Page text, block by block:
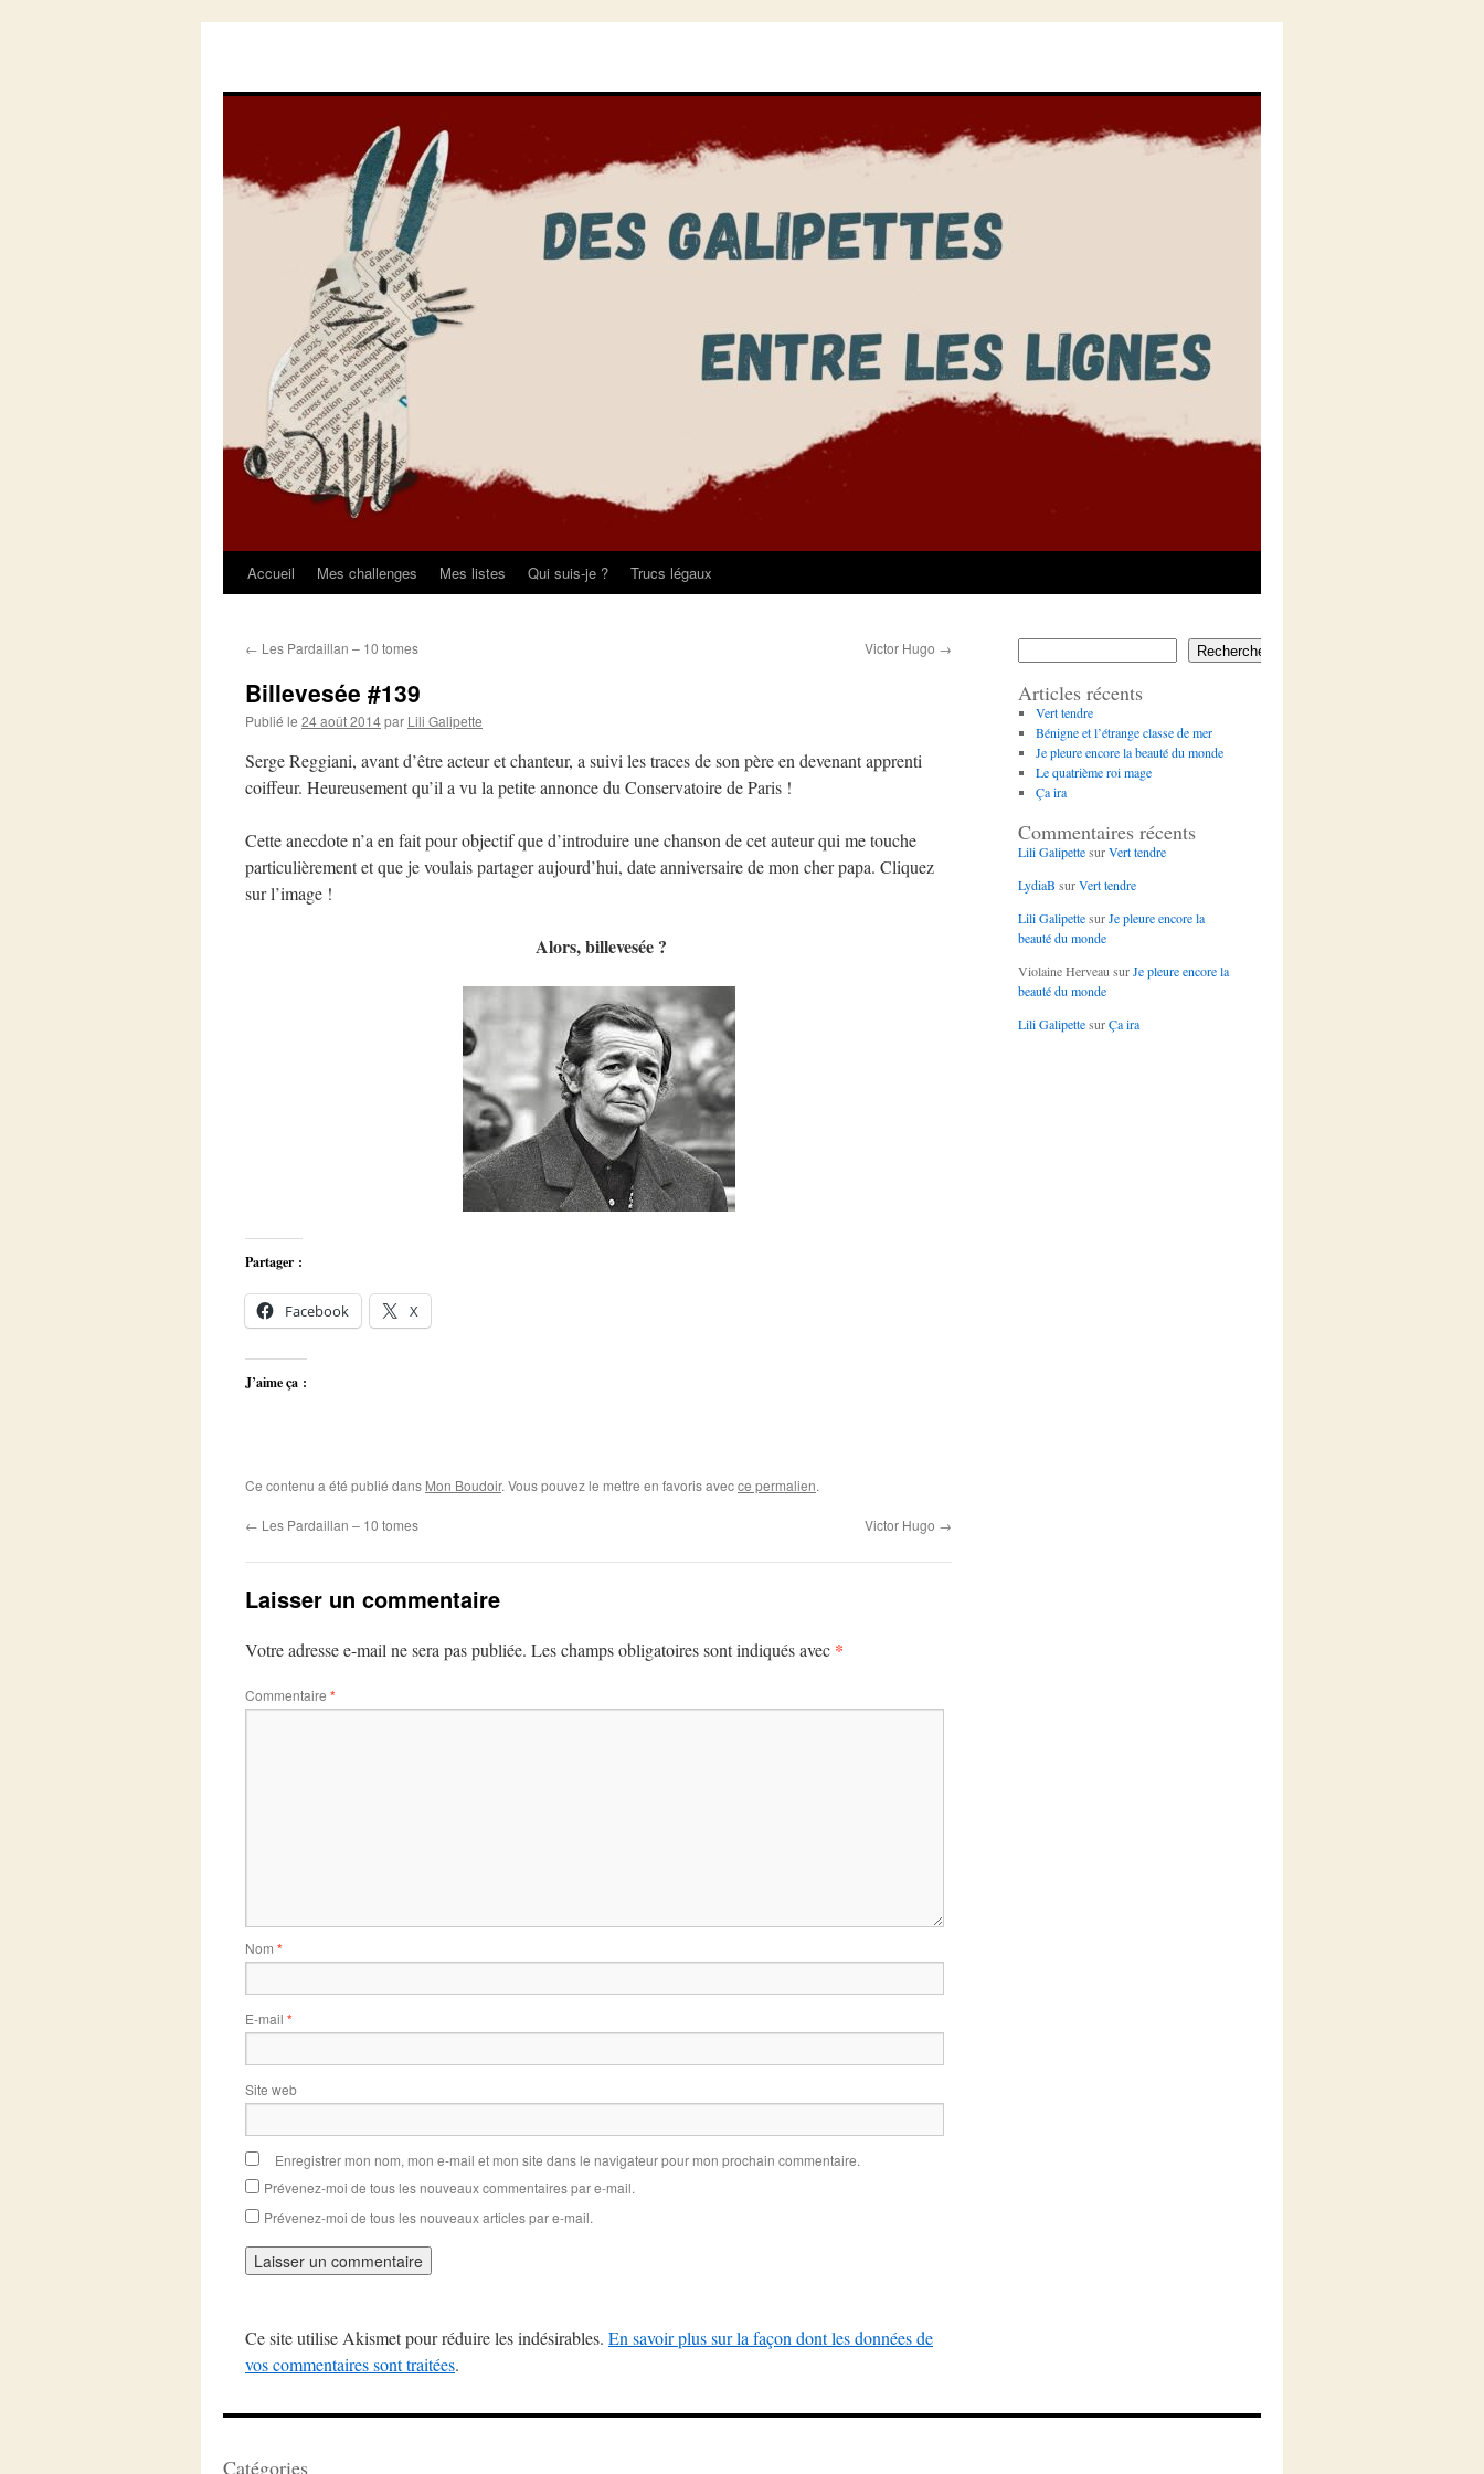
Aller
contenu
Accueil Mes challenges Mes listes Qui suis-je ? Trucs légaux
← Les Pardaillan – 10 tomes Victor Hugo →
Billevesée #139
Publié le 24 août 2014par Lili Galipette
Serge Reggiani, avant d’être acteur et chanteur, a suivi les traces de son père en devenant apprenti
coiffeur. Heureusement qu’il a vu la petite annonce du Conservatoire de Paris !
Cette anecdote n’a en fait pour objectif que d’introduire une chanson de cet auteur qui me touche
particulièrement et que je voulais partager aujourd’hui, date anniversaire de mon cher papa. Cliquez
sur l’image !
Alors, billevesée ?
Partager :
Facebook X
J’aime ça :
Ce contenu a été publié dans Mon Boudoir. Vous pouvez le mettre en favoris avecce permalien.
← Les Pardaillan – 10 tomes Victor Hugo →
Laisser un commentaire
Votre adresse e-mail ne sera pas publiée. Les champs obligatoires sont indiqués avec *
Commentaire *
Nom *
E-mail *
Site web
Enregistrer mon nom, mon e-mail et mon site dans le navigateur pour mon prochain commentaire.
Prévenez-moi de tous les nouveaux commentaires par e-mail.
Prévenez-moi de tous les nouveaux articles par e-mail.
Ce site utilise Akismet pour réduire les indésirables. En savoir plus sur la façon dont les données de
vos commentaires sont traitées.
Rechercher
Articles récents
Vert tendre
Bénigne et l’étrange classe de mer
Je pleure encore la beauté du monde
Le quatrième roi mage
Ça ira
Commentaires récents
Lili GalipettesurVert tendre
LydiaB surVert tendre
Lili GalipettesurJe pleure encore la
beauté du monde
Violaine Herveau surJe pleure encore la
beauté du monde
Lili GalipettesurÇa ira
Catégories